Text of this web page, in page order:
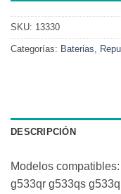
SKU: 13330
Categorías: Baterias
DESCRIPCIÓN
Modelos
g533qr g533qs